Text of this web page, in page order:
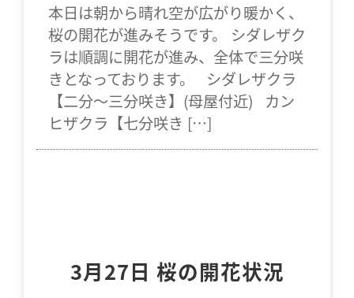
本日は朝から晴れ空が広がり暖かく、
桜の開花が進みそうです。 シダレザク
ラは順調に開花が進み、全体で三分咲
きとなっております。 シダレザクラ
【二分～三分咲き】(母屋付近) カン
ヒザクラ【七分咲き […]
3月27日 桜の開花状況